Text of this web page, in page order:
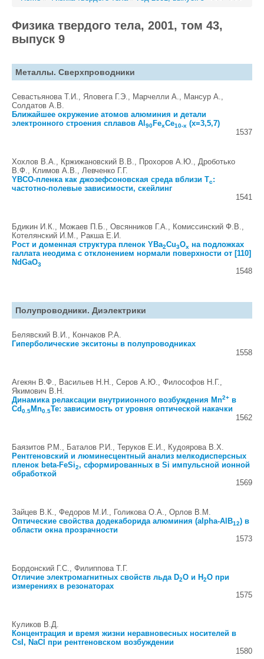
Физика твердого тела, 2001, том 43,
выпуск 9
Металлы. Сверхпроводники
Севастьянова Т.И., Яловега Г.Э., Марчелли А., Мансур А.,
Солдатов А.В.
Ближайшее окружение атомов алюминия и детали
электронного строения сплавов Al 90FexCe10-x (x=3,5,7)
1537
Хохлов В.А., Кржижановский В.В., Прохоров А.Ю., Дроботько
В.Ф., Климов А.В., Левченко Г.Г.
YBCO-пленка как джозефсоновская среда вблизи Tc:
частотно-полевые зависимости, скейлинг
1541
Бдикин И.К., Можаев П.Б., Овсянников Г.А., Комиссинский Ф.В.,
Котелянский И.М., Ракша Е.И.
Рост и доменная структура пленок YBa2Cu3Ox на подложках
галлата неодима с отклонением нормали поверхности от [110]
NdGaO3
1548
Полупроводники. Диэлектрики
Белявский В.И., Кончаков Р.А.
Гиперболические экситоны в полупроводниках
1558
Агекян В.Ф., Васильев Н.Н., Серов А.Ю., Философов Н.Г.,
Якимович В.Н.
Динамика релаксации внутриионного возбуждения Mn2+ в
Cd0.5Mn0.5Te: зависимость от уровня оптической накачки
1562
Баязитов Р.М., Баталов Р.И., Теруков Е.И., Кудоярова В.Х.
Рентгеновский и люминесцентный анализ мелкодисперсных
пленок beta-FeSi2, сформированных в Si импульсной ионной
обработкой
1569
Зайцев В.К., Федоров М.И., Голикова О.А., Орлов В.М.
Оптические свойства додекаборида алюминия (alpha-AlB12) в
области окна прозрачности
1573
Бордонский Г.С., Филиппова Т.Г.
Отличие электромагнитных свойств льда D2O и H2O при
измерениях в резонаторах
1575
Куликов В.Д.
Концентрация и время жизни неравновесных носителей в
CsI, NaCl при рентгеновском возбуждении
1580